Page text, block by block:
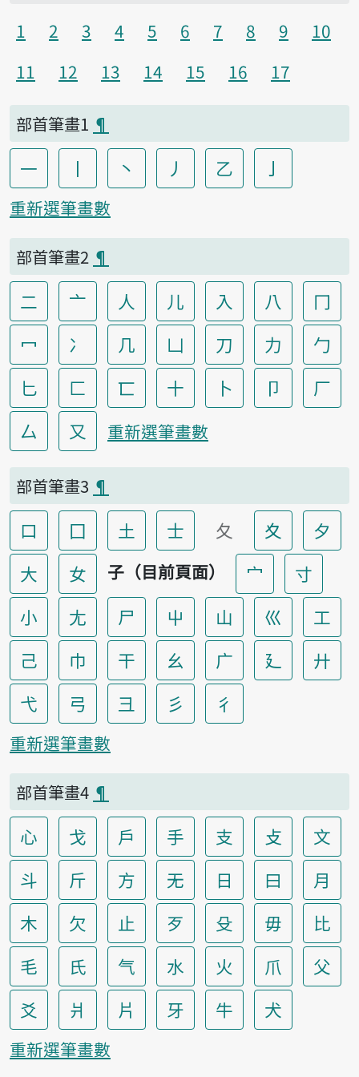
1
2 3 4 5 6 7 8 9
10
11
12 13 14 15 16 17
部首筆畫1 ¶
一 丨 丶 丿 乙 亅
重新選筆畫數
部首筆畫2 ¶
二 亠 人 儿 入 八
冂
冖
冫 几 凵 刀 力
勹
匕
匚 匸 十 卜 卩
厂
厶
又 重新選筆畫數
部首筆畫3 ¶
口 囗 土 士 夂 夊
夕
大
女 子（目前頁面） 宀
寸
小
尢 尸 屮 山 巛
工
己
巾 干 幺 广 廴
廾
弋
弓 彐 彡 彳
重新選筆畫數
部首筆畫4 ¶
心 戈 戶 手 支 攴
文
斗
斤 方 无 日 曰
月
木
欠 止 歹 殳 毋
比
毛
氏 气 水 火 爪
父
爻
爿 片 牙 牛 犬
重新選筆畫數